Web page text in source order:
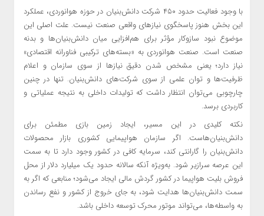
با وجود فعالیت حدود ۴۵۰ شرکت دانش‌بنیان در حوزه هوانوردی، عملکرد
این بخش هنوز پاسخگوی نیازهای واقعی صنعت نیست. علت اصلی این
موضوع نبود سازوکار مؤثر برای هم‌افزایی میان دانش‌بنیان‌ها و بدنه
صنعت است. صنعت هوانوردی به «بسته‌های ترکیبی فناورانه اقتصادی»
نیاز دارد؛ یعنی مشخص شدن دقیق نیازها از سوی سازمان و اعلام
ظرفیت‌ها و توان علمی از سوی شرکت‌های دانش‌بنیان. تنها در چنین
چارچوبی می‌توان انتظار داشت که تولیدات داخلی به نتیجه عملیاتی و
کاربردی برسد.
نکته کلیدی در این مسیر، ایجاد زمین بازی مطمئن برای
دانش‌بنیان‌هاست. اگر سازمان هواپیمایی کشوری بازار محصولات
دانش‌بنیان را گارانتی کند، سرمایه کافی در کشور وجود دارد تا به سمت
این عرصه سرازیر شود. به‌ویژه آنکه سالانه حدود یک میلیارد دلار از محل
فروش بلیت هواپیما در کشور گردش مالی ایجاد می‌شود؛ منابعی که اگر به
سمت دانش‌بنیان‌ها هدایت شود، به جای خروج از کشور و نفع رساندن
به واسطه‌ها، می‌تواند موتور محرک توسعه داخلی باشد.